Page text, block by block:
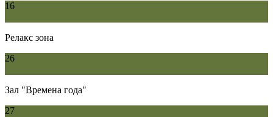
16
Релакс зона
26
Зал "Времена года"
27